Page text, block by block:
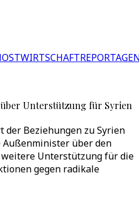
WIRTSCHAFT
Unterstützung für Syrien
der Beziehungen zu Syrien
über den
weitere Unterstützung für die
gegen radikale